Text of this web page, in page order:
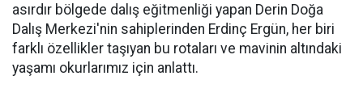
asırdır bölgede dalış eğitmenliği yapan Derin Doğa
Dalış Merkezi'nin sahiplerinden Erdinç Ergün, her biri
farklı özellikler taşıyan bu rotaları ve mavinin altındaki
yaşamı okurlarımız için anlattı.